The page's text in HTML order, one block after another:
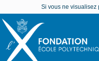
Si vous ne visualisez